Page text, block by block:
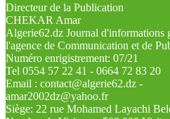
Directeur de la Publication
CHEKAR Amar
Algerie62.dz Journal d'informations
l'agence de Communication et de
Numéro enrigistrement: 07/21
Tel 0554 57 22 41 - 0664 72 83 20
Email : contact@algerie62.dz -
amar2002dz@yahoo.fr
Siège: 22 rue Mohamed Layachi